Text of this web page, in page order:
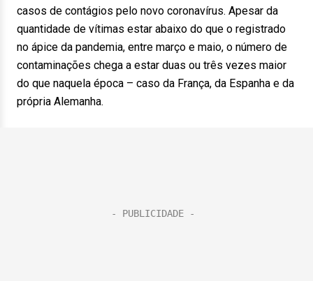
casos de contágios pelo novo coronavírus. Apesar da
quantidade de vítimas estar abaixo do que o registrado
no ápice da pandemia, entre março e maio, o número de
contaminações chega a estar duas ou três vezes maior
do que naquela época – caso da França, da Espanha e da
própria Alemanha.